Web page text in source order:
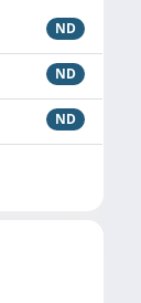
ND
ND
ND